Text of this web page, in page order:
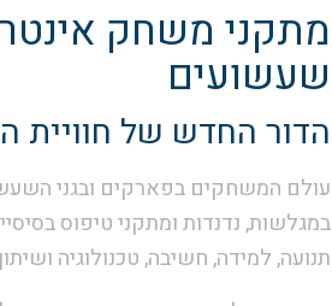
מתקני משחק
שעשועים
הדור החדש של חוויית
עולם המשחקים בפארקים ובגני
במגלשות, נדנדות ומתקני טיפוס
תנועה, למידה, חשיבה, טכנולוגיה